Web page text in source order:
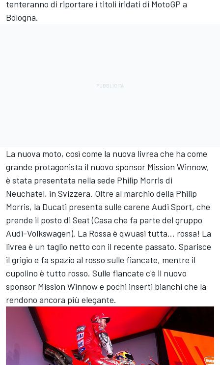
tenteranno di riportare i titoli iridati di MotoGP a
Bologna.
La nuova moto, così come la nuova livrea che ha come
grande protagonista il nuovo sponsor Mission Winnow,
è stata presentata nella sede Philip Morris di
Neuchatel, in Svizzera. Oltre al marchio della Philip
Morris, la Ducati presenta sulle carene Audi Sport, che
prende il posto di Seat (Casa che fa parte del gruppo
Audi-Volkswagen). La Rossa è qwuasi tutta... rossa! La
livrea è un taglio netto con il recente passato. Sparisce
il grigio e fa spazio al rosso sulle fiancate, mentre il
cupolino è tutto rosso. Sulle fiancate c'è il nuovo
sponsor Mission Winnow e pochi inserti bianchi che la
rendono ancora più elegante.